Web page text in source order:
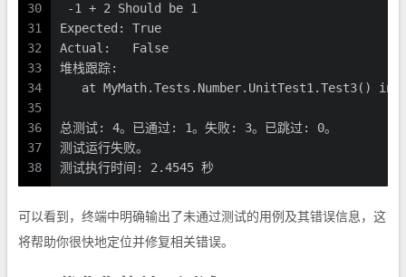
30
31
32
33
34
35
36
37
38
-1 + 2 Should be 1
Expected: True
Actual:   False
堆栈跟踪:
at MyMath.Tests.Number.UnitTest1.Test3() in
总测试: 4。已通过: 1。失败: 3。已跳过: 0。
测试运行失败。
测试执行时间: 2.4545 秒
可以看到，终端中明确输出了未通过测试的用例及其错误信息，这
将帮助你很快地定位并修复相关错误。